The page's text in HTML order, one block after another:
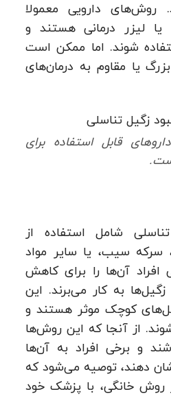
روش‌های دارویی معمولا
یا لیزر درمانی هستند و
شوند. اما ممکن است
یا مقاوم به درمان‌های
قابل استفاده برای
تناسلی شامل استفاده از
سرکه سیب، یا سایر مواد
آن‌ها را برای کاهش
زگیل‌ها به کار می‌برند. این
کوچک موثر هستند و
از آنجا که این روش‌ها
و برخی افراد به آن‌ها
دهند، توصیه می‌شود که
روش خانگی، با پزشک خود